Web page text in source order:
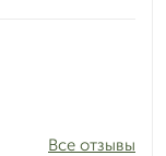
Все отзывы